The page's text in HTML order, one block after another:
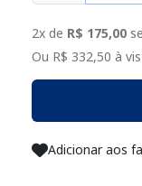
2x de R$ 175,00
Ou R$ 332,50 à
Adicionar aos